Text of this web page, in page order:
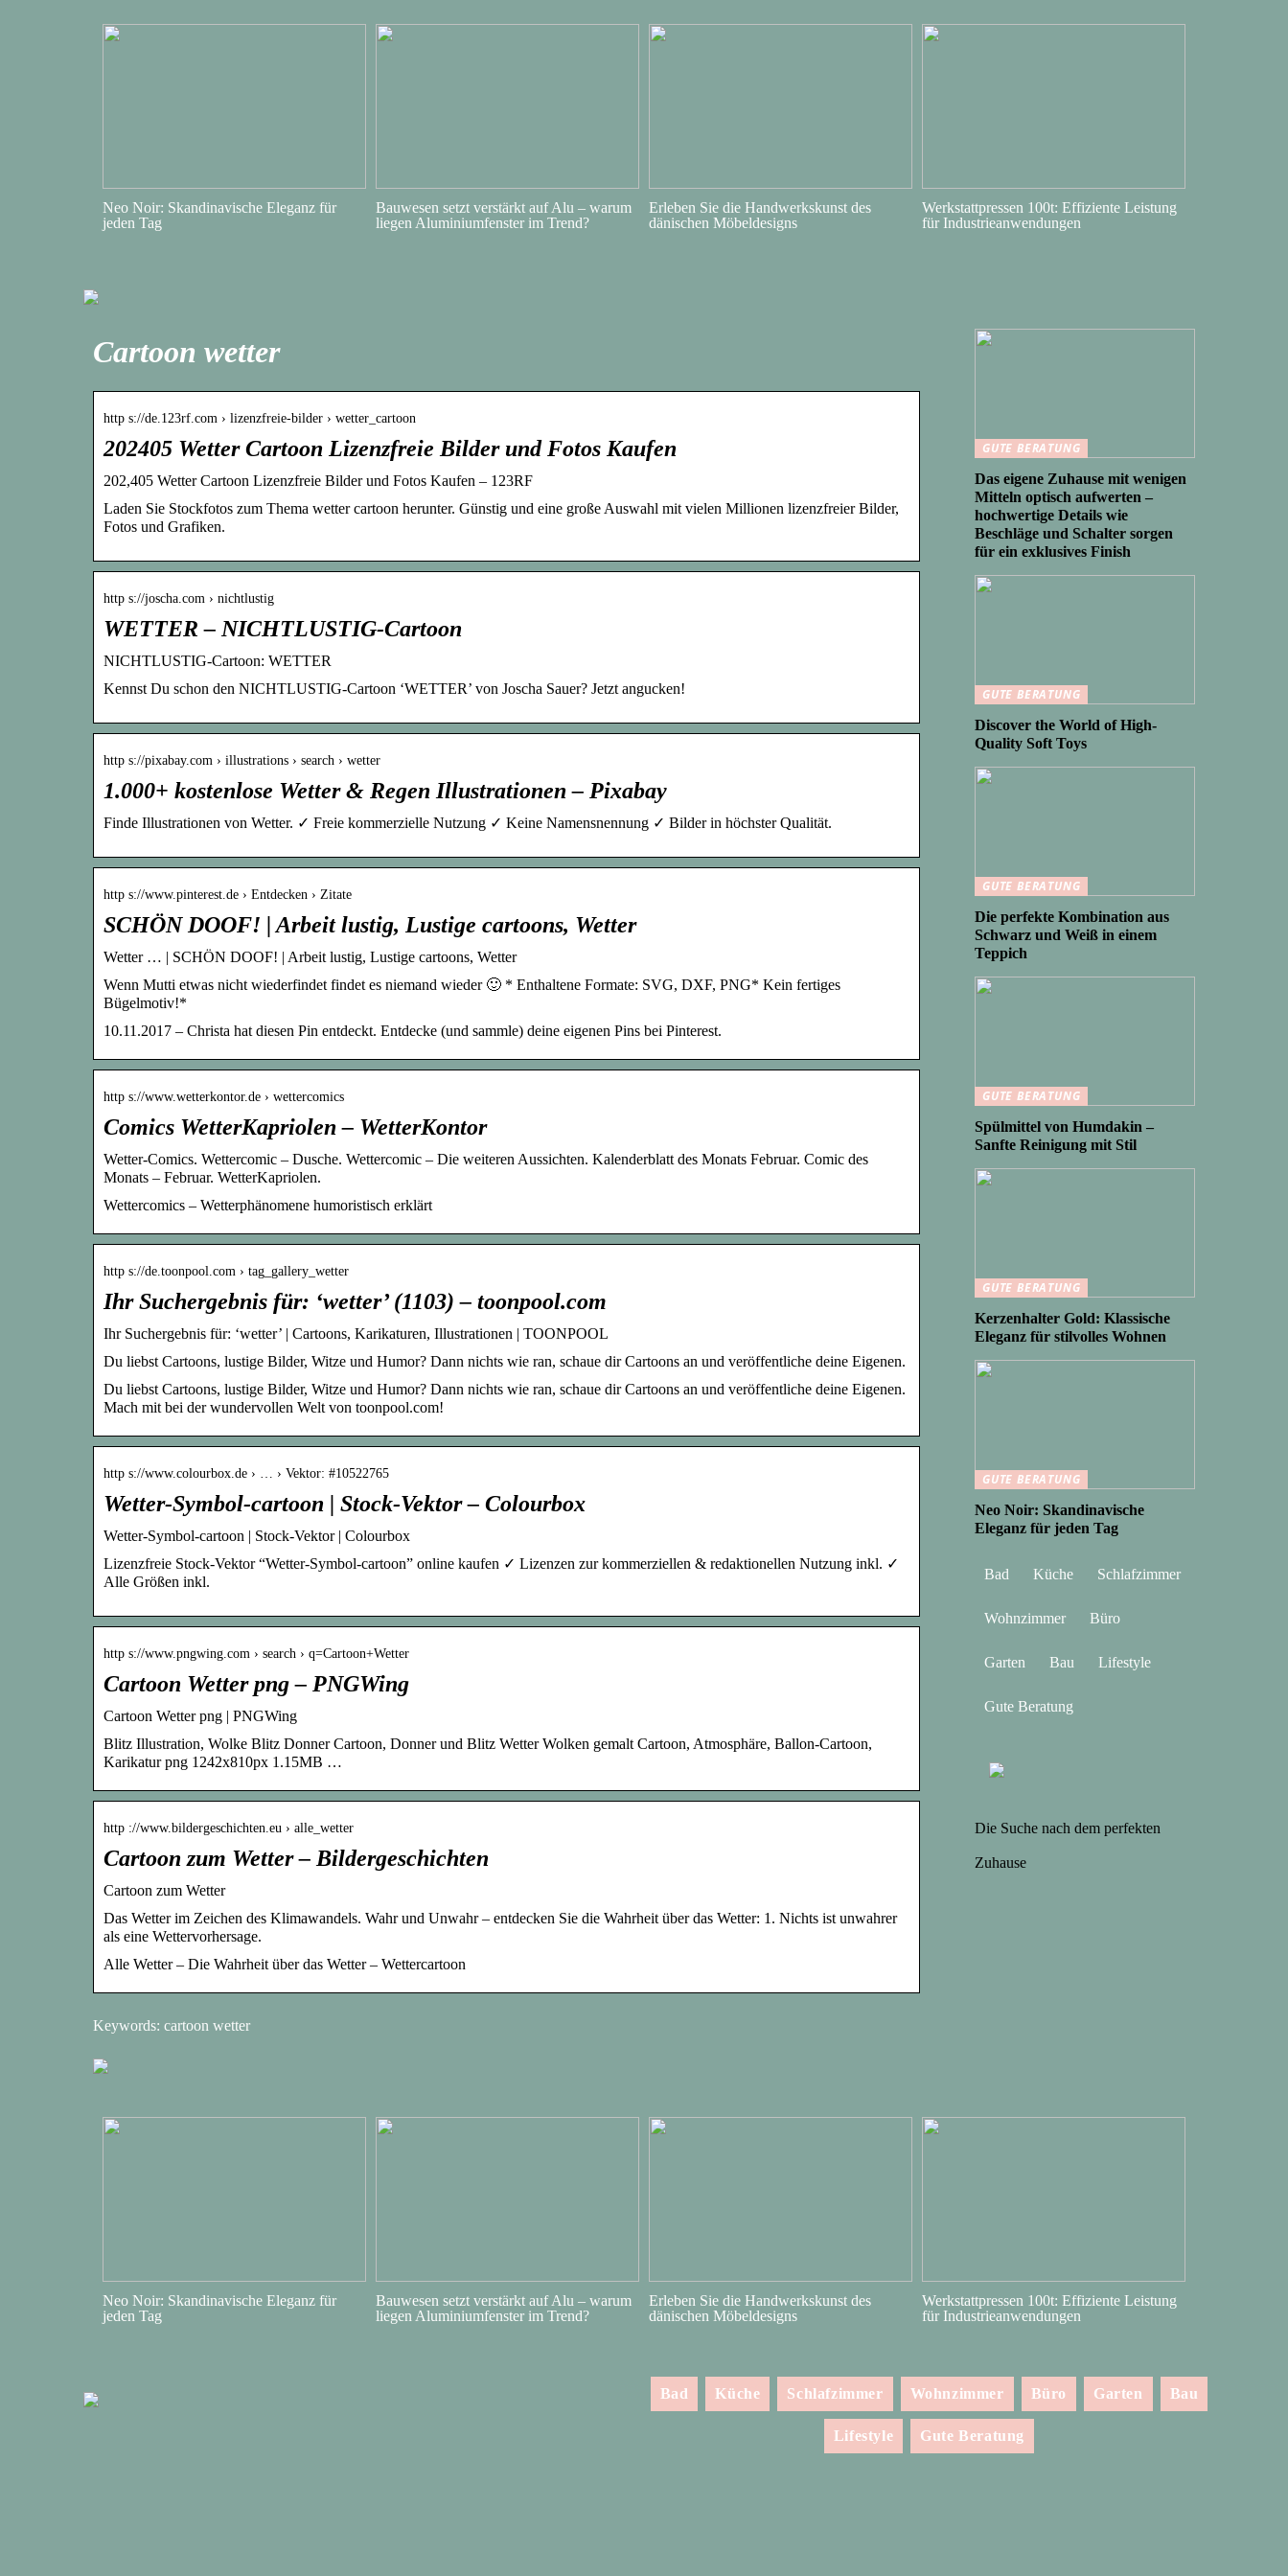
Neo Noir: Skandinavische Eleganz für
jeden Tag
Bauwesen setzt verstärkt auf Alu – warum
liegen Aluminiumfenster im Trend?
Erleben Sie die Handwerkskunst des
dänischen Möbeldesigns
Werkstattpressen 100t: Effiziente Leistung
für Industrieanwendungen
Cartoon wetter
http s://de.123rf.com › lizenzfreie-bilder › wetter_cartoon
202405 Wetter Cartoon Lizenzfreie Bilder und Fotos Kaufen
202,405 Wetter Cartoon Lizenzfreie Bilder und Fotos Kaufen – 123RF
Laden Sie Stockfotos zum Thema wetter cartoon herunter. Günstig und eine große Auswahl mit vielen Millionen lizenzfreier Bilder,
Fotos und Grafiken.
http s://joscha.com › nichtlustig
WETTER – NICHTLUSTIG-Cartoon
NICHTLUSTIG-Cartoon: WETTER
Kennst Du schon den NICHTLUSTIG-Cartoon ‘WETTER’ von Joscha Sauer? Jetzt angucken!
http s://pixabay.com › illustrations › search › wetter
1.000+ kostenlose Wetter & Regen Illustrationen – Pixabay
Finde Illustrationen von Wetter. ✓ Freie kommerzielle Nutzung ✓ Keine Namensnennung ✓ Bilder in höchster Qualität.
http s://www.pinterest.de › Entdecken › Zitate
SCHÖN DOOF! | Arbeit lustig, Lustige cartoons, Wetter
Wetter … | SCHÖN DOOF! | Arbeit lustig, Lustige cartoons, Wetter
Wenn Mutti etwas nicht wiederfindet findet es niemand wieder 🙂 * Enthaltene Formate: SVG, DXF, PNG* Kein fertiges
Bügelmotiv!*
10.11.2017 – Christa hat diesen Pin entdeckt. Entdecke (und sammle) deine eigenen Pins bei Pinterest.
http s://www.wetterkontor.de › wettercomics
Comics WetterKapriolen – WetterKontor
Wetter-Comics. Wettercomic – Dusche. Wettercomic – Die weiteren Aussichten. Kalenderblatt des Monats Februar. Comic des
Monats – Februar. WetterKapriolen.
Wettercomics – Wetterphänomene humoristisch erklärt
http s://de.toonpool.com › tag_gallery_wetter
Ihr Suchergebnis für: ‘wetter’ (1103) – toonpool.com
Ihr Suchergebnis für: ‘wetter’ | Cartoons, Karikaturen, Illustrationen | TOONPOOL
Du liebst Cartoons, lustige Bilder, Witze und Humor? Dann nichts wie ran, schaue dir Cartoons an und veröffentliche deine Eigenen.
Du liebst Cartoons, lustige Bilder, Witze und Humor? Dann nichts wie ran, schaue dir Cartoons an und veröffentliche deine Eigenen.
Mach mit bei der wundervollen Welt von toonpool.com!
http s://www.colourbox.de › … › Vektor: #10522765
Wetter-Symbol-cartoon | Stock-Vektor – Colourbox
Wetter-Symbol-cartoon | Stock-Vektor | Colourbox
Lizenzfreie Stock-Vektor “Wetter-Symbol-cartoon” online kaufen ✓ Lizenzen zur kommerziellen & redaktionellen Nutzung inkl. ✓
Alle Größen inkl.
http s://www.pngwing.com › search › q=Cartoon+Wetter
Cartoon Wetter png – PNGWing
Cartoon Wetter png | PNGWing
Blitz Illustration, Wolke Blitz Donner Cartoon, Donner und Blitz Wetter Wolken gemalt Cartoon, Atmosphäre, Ballon-Cartoon,
Karikatur png 1242x810px 1.15MB …
http ://www.bildergeschichten.eu › alle_wetter
Cartoon zum Wetter – Bildergeschichten
Cartoon zum Wetter
Das Wetter im Zeichen des Klimawandels. Wahr und Unwahr – entdecken Sie die Wahrheit über das Wetter: 1. Nichts ist unwahrer
als eine Wettervorhersage.
Alle Wetter – Die Wahrheit über das Wetter – Wettercartoon
Keywords: cartoon wetter
GUTE BERATUNG
Das eigene Zuhause mit wenigen
Mitteln optisch aufwerten –
hochwertige Details wie
Beschläge und Schalter sorgen
für ein exklusives Finish
GUTE BERATUNG
Discover the World of High-
Quality Soft Toys
GUTE BERATUNG
Die perfekte Kombination aus
Schwarz und Weiß in einem
Teppich
GUTE BERATUNG
Spülmittel von Humdakin –
Sanfte Reinigung mit Stil
GUTE BERATUNG
Kerzenhalter Gold: Klassische
Eleganz für stilvolles Wohnen
GUTE BERATUNG
Neo Noir: Skandinavische
Eleganz für jeden Tag
Bad Küche Schlafzimmer
Wohnzimmer Büro
Garten Bau Lifestyle
Gute Beratung
Die Suche nach dem perfekten
Zuhause
Neo Noir: Skandinavische Eleganz für
jeden Tag
Bauwesen setzt verstärkt auf Alu – warum
liegen Aluminiumfenster im Trend?
Erleben Sie die Handwerkskunst des
dänischen Möbeldesigns
Werkstattpressen 100t: Effiziente Leistung
für Industrieanwendungen
Bad Küche Schlafzimmer Wohnzimmer Büro Garten Bau
Lifestyle Gute Beratung